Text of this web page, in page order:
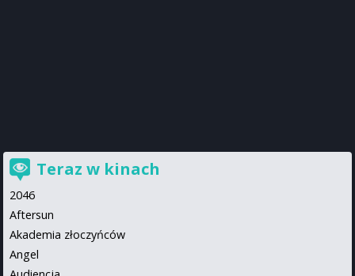
Teraz w kinach
2046
Aftersun
Akademia złoczyńców
Angel